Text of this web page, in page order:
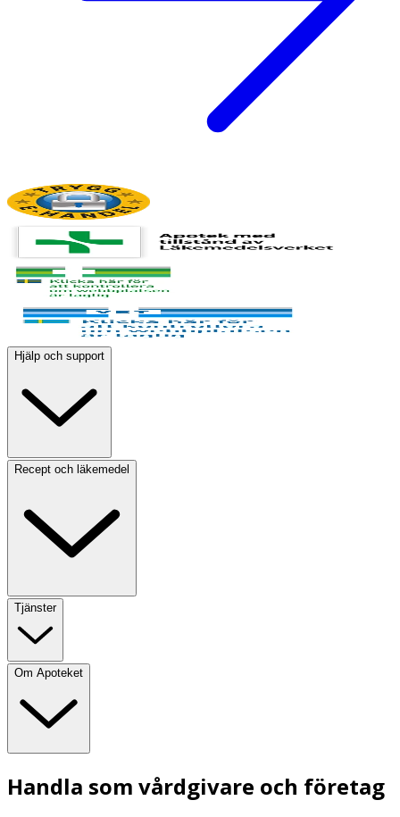
Hjälp och support
Recept och läkemedel
Tjänster
Om Apoteket
Handla som vårdgivare och företag